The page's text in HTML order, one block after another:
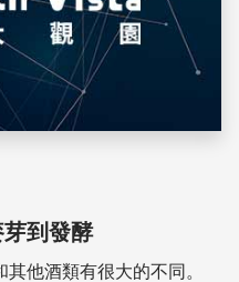
到發酵
他酒類有很大的不同。